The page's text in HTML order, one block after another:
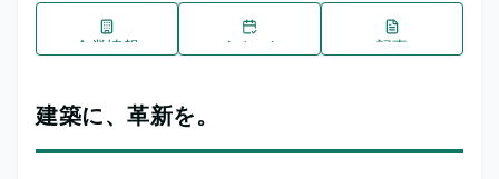
企業情報 イベント 記事
建築に、革新を。